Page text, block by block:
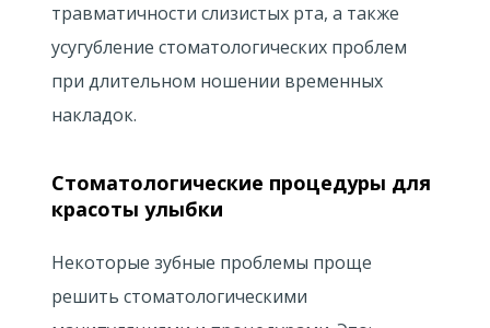
травматичности слизистых рта, а также
усугубление стоматологических проблем
при длительном ношении временных
накладок.
Стоматологические процедуры для
красоты улыбки
Некоторые зубные проблемы проще
решить стоматологическими